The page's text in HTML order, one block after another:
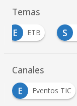
Temas
E
ETB S
Canales
E
Eventos TIC